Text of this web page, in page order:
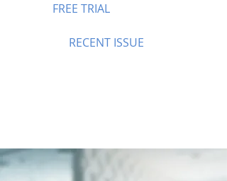
FREE TRIAL
RECENT ISSUE